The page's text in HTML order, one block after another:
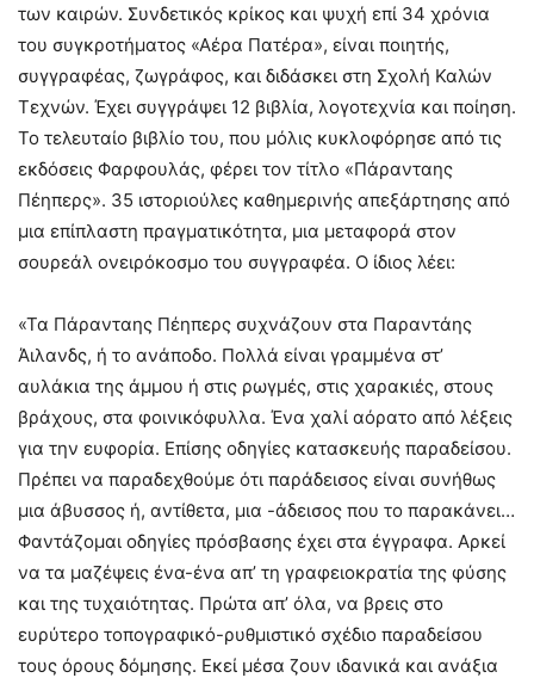
των καιρών. Συνδετικός κρίκος και ψυχή επί 34 χρόνια
του συγκροτήματος «Αέρα Πατέρα», είναι ποιητής,
συγγραφέας, ζωγράφος, και διδάσκει στη Σχολή Καλών
Τεχνών. Έχει συγγράψει 12 βιβλία, λογοτεχνία και ποίηση.
Το τελευταίο βιβλίο του, που μόλις κυκλοφόρησε από τις
εκδόσεις Φαρφουλάς, φέρει τον τίτλο «Πάρανταης
Πέηπερς». 35 ιστοριούλες καθημερινής απεξάρτησης από
μια επίπλαστη πραγματικότητα, μια μεταφορά στον
σουρεάλ ονειρόκοσμο του συγγραφέα. Ο ίδιος λέει:
«Τα Πάρανταης Πέηπερς συχνάζουν στα Παραντάης
Άιλανδς, ή το ανάποδο. Πολλά είναι γραμμένα στ’
αυλάκια της άμμου ή στις ρωγμές, στις χαρακιές, στους
βράχους, στα φοινικόφυλλα. Ένα χαλί αόρατο από λέξεις
για την ευφορία. Επίσης οδηγίες κατασκευής παραδείσου.
Πρέπει να παραδεχθούμε ότι παράδεισος είναι συνήθως
μια άβυσσος ή, αντίθετα, μια -άδεισος που το παρακάνει…
Φαντάζομαι οδηγίες πρόσβασης έχει στα έγγραφα. Αρκεί
να τα μαζέψεις ένα-ένα απ’ τη γραφειοκρατία της φύσης
και της τυχαιότητας. Πρώτα απ’ όλα, να βρεις στο
ευρύτερο τοπογραφικό-ρυθμιστικό σχέδιο παραδείσου
τους όρους δόμησης. Εκεί μέσα ζουν ιδανικά και ανάξια